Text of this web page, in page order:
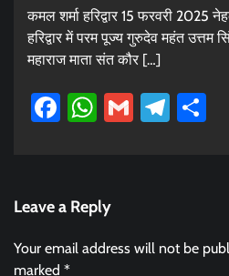
कमल शर्मा हरिद्वार 15 फरवरी
हरिद्वार में परम पूज्य गुरुदेव महंत उत्तम
महाराज माता संत कौर […]
Facebook
WhatsApp
Gmail
Leave a Reply
Your email address will not be
marked *